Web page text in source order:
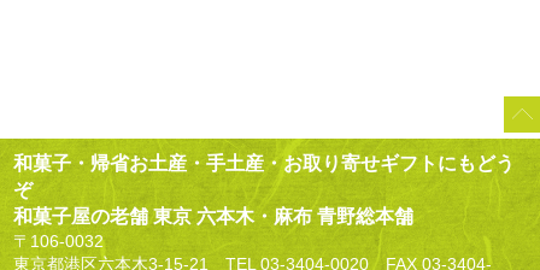
和菓子・帰省お土産・手土産・お取り寄せギフトにもどう
ぞ
和菓子屋の老舗 東京 六本木・麻布 青野総本舗
〒106-0032
東京都港区六本木3-15-21 TEL03-3404-0020 FAX 03-3404-